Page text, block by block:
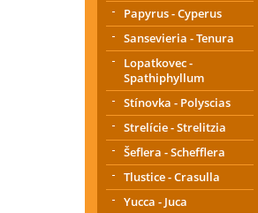
Papyrus - Cyperus
Sansevieria - Tenura
Lopatkovec -
Spathiphyllum
Stínovka - Polyscias
Strelície - Strelitzia
Šeflera - Schefflera
Tlustice - Crasulla
Yucca - Juca